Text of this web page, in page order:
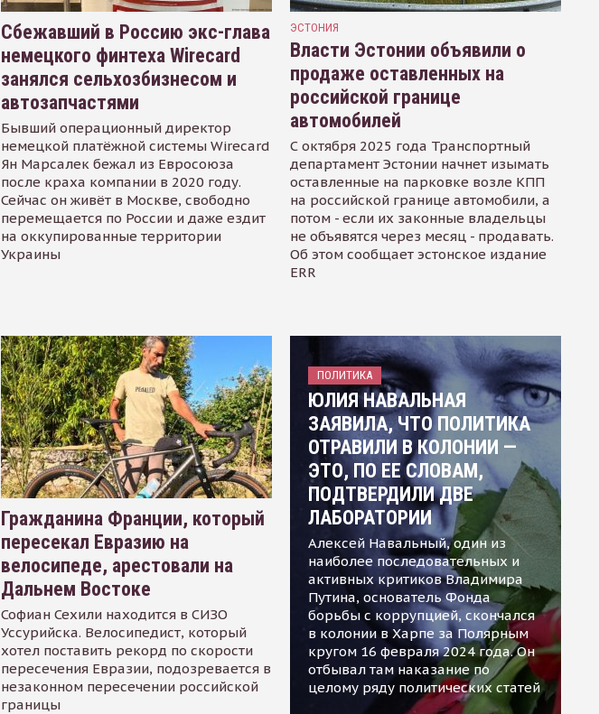
Сбежавший в Россию экс-глава
немецкого финтеха Wirecard
занялся сельхозбизнесом и
автозапчастями
Бывший операционный директор
немецкой платёжной системы Wirecard
Ян Марсалек бежал из Евросоюза
после краха компании в 2020 году.
Сейчас он живёт в Москве, свободно
перемещается по России и даже ездит
на оккупированные территории
Украины
ЭСТОНИЯ
Власти Эстонии объявили о
продаже оставленных на
российской границе
автомобилей
С октября 2025 года Транспортный
департамент Эстонии начнет изымать
оставленные на парковке возле КПП
на российской границе автомобили, а
потом - если их законные владельцы
не объявятся через месяц - продавать.
Об этом сообщает эстонское издание
ERR
Гражданина Франции, который
пересекал Евразию на
велосипеде, арестовали на
Дальнем Востоке
Софиан Сехили находится в СИЗО
Уссурийска. Велосипедист, который
хотел поставить рекорд по скорости
пересечения Евразии, подозревается в
незаконном пересечении российской
границы
ПОЛИТИКА
ЮЛИЯ НАВАЛЬНАЯ
ЗАЯВИЛА, ЧТО ПОЛИТИКА
ОТРАВИЛИ В КОЛОНИИ —
ЭТО, ПО ЕЕ СЛОВАМ,
ПОДТВЕРДИЛИ ДВЕ
ЛАБОРАТОРИИ
Алексей Навальный, один из
наиболее последовательных и
активных критиков Владимира
Путина, основатель Фонда
борьбы с коррупцией, скончался
в колонии в Харпе за Полярным
кругом 16 февраля 2024 года. Он
отбывал там наказание по
целому ряду политических статей